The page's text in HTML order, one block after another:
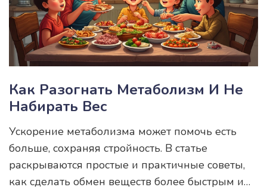
Как Разогнать Метаболизм И Не
Набирать Вес
Ускорение метаболизма может помочь есть
больше, сохраняя стройность. В статье
раскрываются простые и практичные советы,
как сделать обмен веществ более быстрым и